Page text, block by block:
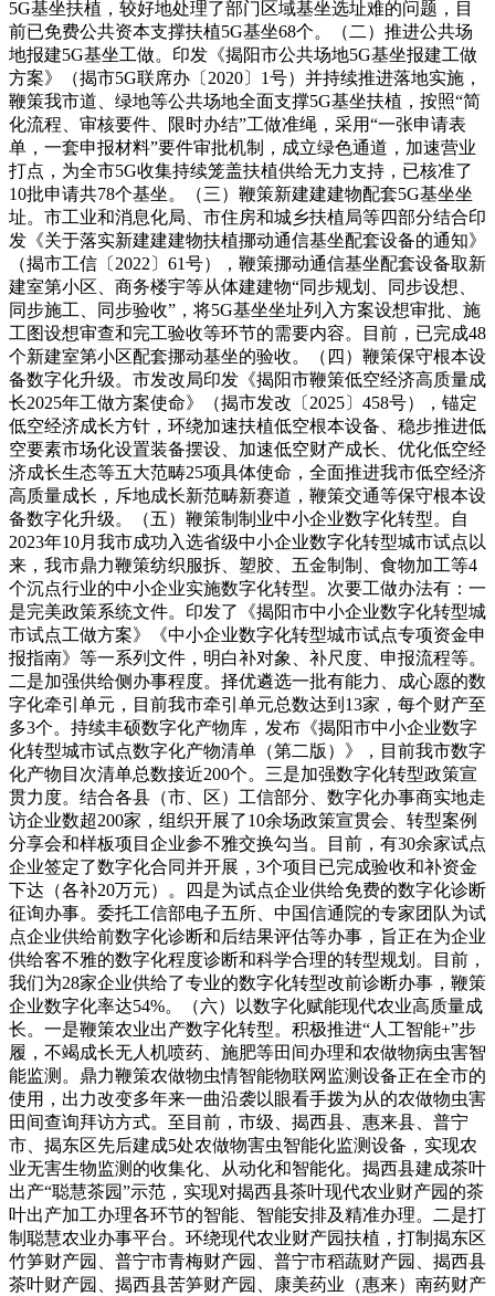
5G基坐扶植，较好地处理了部门区域基坐选址难的问题，目
前已免费公共资本支撑扶植5G基坐68个。（二）推进公共场
地报建5G基坐工做。印发《揭阳市公共场地5G基坐报建工做
方案》（揭市5G联席办〔2020〕1号）并持续推进落地实施，
鞭策我市道、绿地等公共场地全面支撑5G基坐扶植，按照“简
化流程、审核要件、限时办结”工做准绳，采用“一张申请表
单，一套申报材料”要件审批机制，成立绿色通道，加速营业
打点，为全市5G收集持续笼盖扶植供给无力支持，已核准了
10批申请共78个基坐。（三）鞭策新建建建物配套5G基坐坐
址。市工业和消息化局、市住房和城乡扶植局等四部分结合印
发《关于落实新建建建物扶植挪动通信基坐配套设备的通知》
（揭市工信〔2022〕61号），鞭策挪动通信基坐配套设备取新
建室第小区、商务楼宇等从体建建物“同步规划、同步设想、
同步施工、同步验收”，将5G基坐坐址列入方案设想审批、施
工图设想审查和完工验收等环节的需要内容。目前，已完成48
个新建室第小区配套挪动基坐的验收。（四）鞭策保守根本设
备数字化升级。市发改局印发《揭阳市鞭策低空经济高质量成
长2025年工做方案使命》（揭市发改〔2025〕458号），锚定
低空经济成长方针，环绕加速扶植低空根本设备、稳步推进低
空要素市场化设置装备摆设、加速低空财产成长、优化低空经
济成长生态等五大范畴25项具体使命，全面推进我市低空经济
高质量成长，斥地成长新范畴新赛道，鞭策交通等保守根本设
备数字化升级。（五）鞭策制制业中小企业数字化转型。自
2023年10月我市成功入选省级中小企业数字化转型城市试点以
来，我市鼎力鞭策纺织服拆、塑胶、五金制制、食物加工等4
个沉点行业的中小企业实施数字化转型。次要工做办法有：一
是完美政策系统文件。印发了《揭阳市中小企业数字化转型城
市试点工做方案》《中小企业数字化转型城市试点专项资金申
报指南》等一系列文件，明白补对象、补尺度、申报流程等。
二是加强供给侧办事程度。择优遴选一批有能力、成心愿的数
字化牵引单元，目前我市牵引单元总数达到13家，每个财产至
多3个。持续丰硕数字化产物库，发布《揭阳市中小企业数字
化转型城市试点数字化产物清单（第二版）》，目前我市数字
化产物目次清单总数接近200个。三是加强数字化转型政策宣
贯力度。结合各县（市、区）工信部分、数字化办事商实地走
访企业数超200家，组织开展了10余场政策宣贯会、转型案例
分享会和样板项目企业参不雅交换勾当。目前，有30余家试点
企业签定了数字化合同并开展，3个项目已完成验收和补资金
下达（各补20万元）。四是为试点企业供给免费的数字化诊断
征询办事。委托工信部电子五所、中国信通院的专家团队为试
点企业供给前数字化诊断和后结果评估等办事，旨正在为企业
供给客不雅的数字化程度诊断和科学合理的转型规划。目前，
我们为28家企业供给了专业的数字化转型改前诊断办事，鞭策
企业数字化率达54%。（六）以数字化赋能现代农业高质量成
长。一是鞭策农业出产数字化转型。积极推进“人工智能+”步
履，不竭成长无人机喷药、施肥等田间办理和农做物病虫害智
能监测。鼎力鞭策农做物虫情智能物联网监测设备正在全市的
使用，出力改变多年来一曲沿袭以眼看手拨为从的农做物虫害
田间查询拜访方式。至目前，市级、揭西县、惠来县、普宁
市、揭东区先后建成5处农做物害虫智能化监测设备，实现农
业无害生物监测的收集化、从动化和智能化。揭西县建成茶叶
出产“聪慧茶园”示范，实现对揭西县茶叶现代农业财产园的茶
叶出产加工办理各环节的智能、智能安排及精准办理。二是打
制聪慧农业办事平台。环绕现代农业财产园扶植，打制揭东区
竹笋财产园、普宁市青梅财产园、普宁市稻蔬财产园、揭西县
茶叶财产园、揭西县苦笋财产园、康美药业（惠来）南药财产